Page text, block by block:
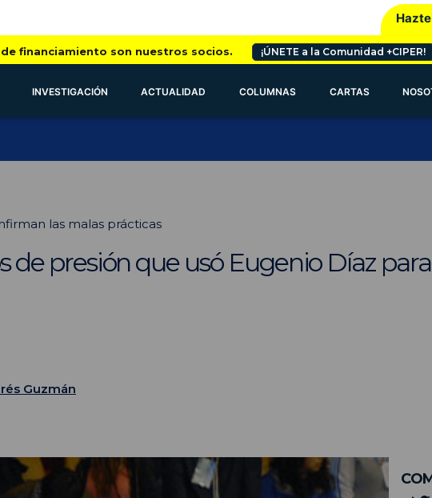
financiamiento son nuestros socios. ¡ÚNETE a la Comunidad +CIPER!
INVESTIGACIÓN ACTUALIDAD COLUMNAS CARTAS
las malas prácticas
de presión que usó Eugenio Díaz
Guzmán